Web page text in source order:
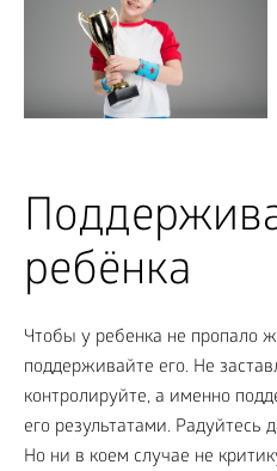
ребёнка
Чтобы у ребенка не пропало
поддерживайте его. Не
контролируйте, а именно
его результатами.
Но ни в коем случае не